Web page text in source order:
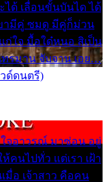
ได้ เลื่อนขั้นบันได ได้
ขามีคู่ ซมดู มีคู่ก็ม่วน
ก่ใจ มื้อใด๋หนอ สิเป็น
ทรมาน จับจาน เอย…
วด์ดนตรี)
ใจอาวรณ์ มาซ่อน อยู่
คนไปทั่ว แต่เรา เฝ้า
มื่อ เจ้าสาว คือคน